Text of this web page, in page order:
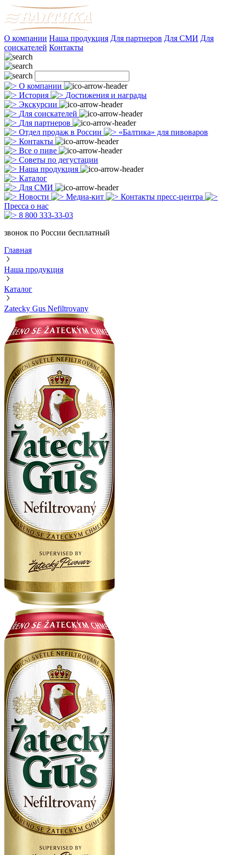
О компании Наша продукция Для партнеров Для СМИ Для
соискателей Контакты
О компании
История
Достижения и награды
Экскурсии
Для соискателей
Для партнеров
Отдел продаж в России
«Балтика» для пивоваров
Контакты
Все о пиве
Советы по дегустации
Наша продукция
Каталог
Для СМИ
Новости
Медиа-кит
Контакты пресс-центра
Пресса о нас
8 800 333-33-03
звонок по России бесплатный
Главная
Наша продукция
Каталог
Zatecky Gus Nefiltrovany